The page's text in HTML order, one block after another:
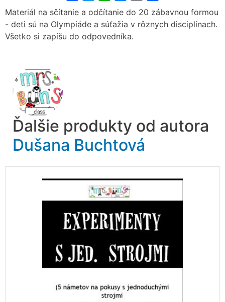
Materiál na sčítanie a odčítanie do 20 zábavnou formou
- deti sú na Olympiáde a súťažia v rôznych disciplínach.
Všetko si zapíšu do odpovedníka.
Ďalšie produkty od autora
Dušana Buchtová